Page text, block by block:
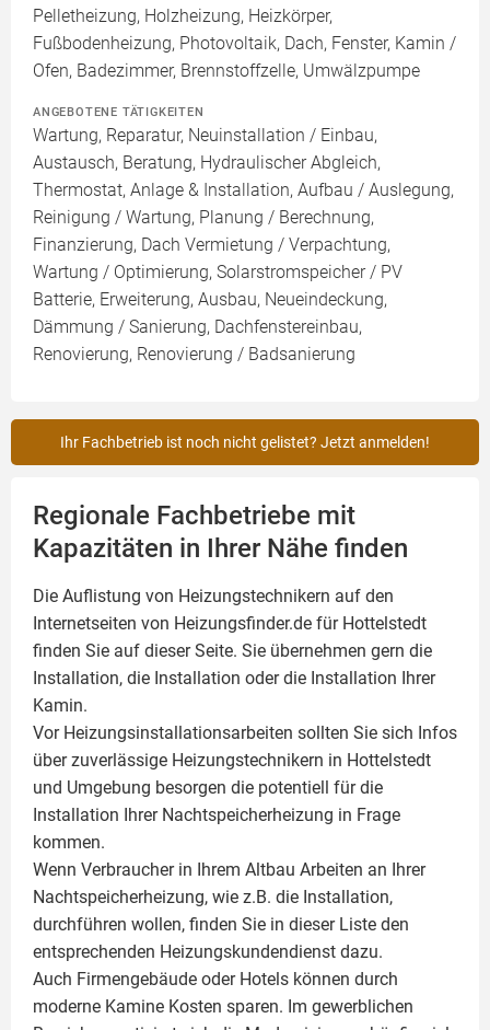
Pelletheizung, Holzheizung, Heizkörper,
Fußbodenheizung, Photovoltaik, Dach, Fenster, Kamin /
Ofen, Badezimmer, Brennstoffzelle, Umwälzpumpe
ANGEBOTENE TÄTIGKEITEN
Wartung, Reparatur, Neuinstallation / Einbau,
Austausch, Beratung, Hydraulischer Abgleich,
Thermostat, Anlage & Installation, Aufbau / Auslegung,
Reinigung / Wartung, Planung / Berechnung,
Finanzierung, Dach Vermietung / Verpachtung,
Wartung / Optimierung, Solarstromspeicher / PV
Batterie, Erweiterung, Ausbau, Neueindeckung,
Dämmung / Sanierung, Dachfenstereinbau,
Renovierung, Renovierung / Badsanierung
Ihr Fachbetrieb ist noch nicht gelistet? Jetzt anmelden!
Regionale Fachbetriebe mit
Kapazitäten in Ihrer Nähe finden
Die Auflistung von Heizungstechnikern auf den
Internetseiten von Heizungsfinder.de für Hottelstedt
finden Sie auf dieser Seite. Sie übernehmen gern die
Installation, die Installation oder die Installation Ihrer
Kamin.
Vor Heizungsinstallationsarbeiten sollten Sie sich Infos
über zuverlässige Heizungstechnikern in Hottelstedt
und Umgebung besorgen die potentiell für die
Installation Ihrer Nachtspeicherheizung in Frage
kommen.
Wenn Verbraucher in Ihrem Altbau Arbeiten an Ihrer
Nachtspeicherheizung, wie z.B. die Installation,
durchführen wollen, finden Sie in dieser Liste den
entsprechenden Heizungskundendienst dazu.
Auch Firmengebäude oder Hotels können durch
moderne Kamine Kosten sparen. Im gewerblichen